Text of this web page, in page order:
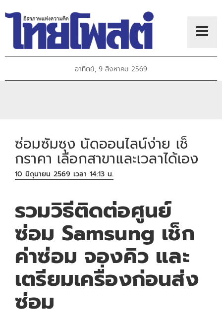
อาทิตย์, 9 สิงหาคม 2569
ซ่อมซัมซุง นัดออนไลน์ง่าย เช็
กราคา เลือกสาขาและเวลาได้เอง
10 มิถุนายน 2569 เวลา 14:13 น.
รวมวิธีติดต่อศูนย์
ซ่อม Samsung เช็ก
ค่าซ่อม จองคิว และ
เตรียมเครื่องก่อนส่ง
ซ่อม